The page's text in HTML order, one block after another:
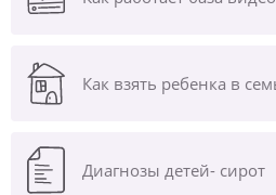
Как взять ребенка в
Диагнозы детей- сирот